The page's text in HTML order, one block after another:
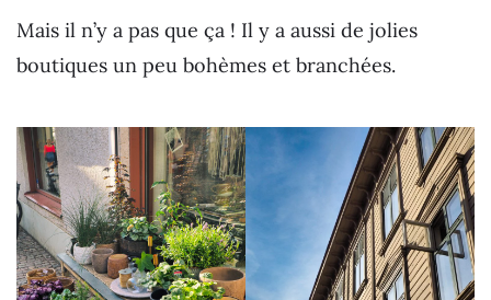
Mais il n’y a pas que ça ! Il y a aussi de jolies
boutiques un peu bohèmes et branchées.